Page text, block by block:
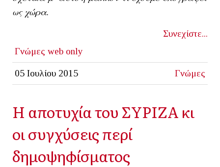
ως χώρα.
Συνεχίστε...
Γνώμες web only
05 Ιουλίου 2015 Γνώμες
H αποτυχία του ΣΥΡΙΖΑ κι
οι συγχύσεις περί
δημοψηφίσματος